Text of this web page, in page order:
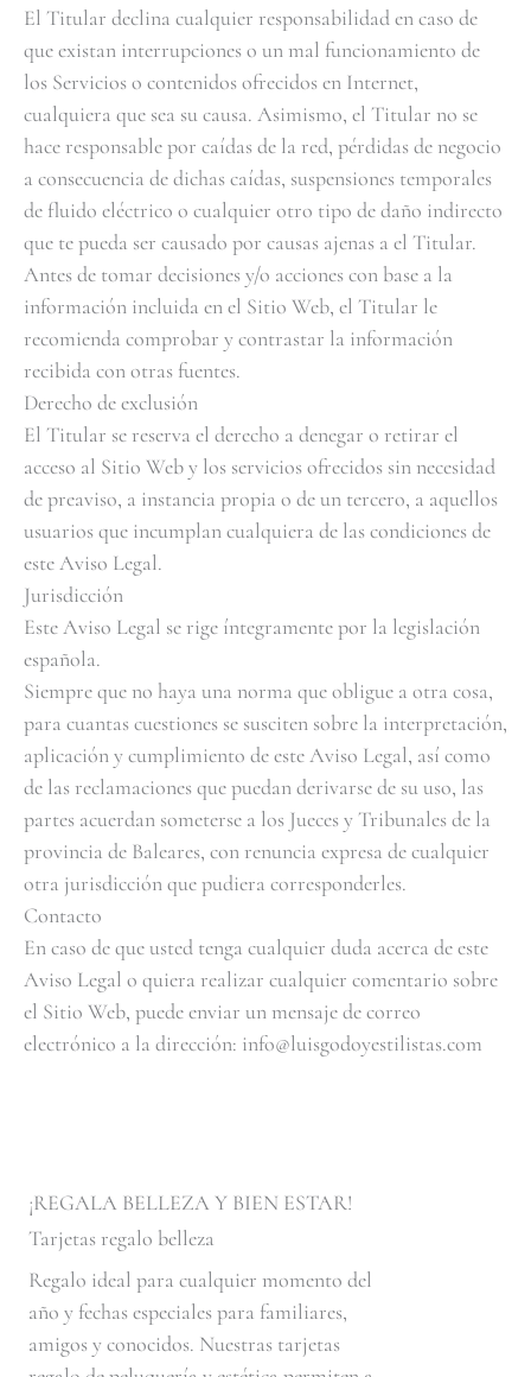
El Titular declina cualquier responsabilidad en caso de
que existan interrupciones o un mal funcionamiento de
los Servicios o contenidos ofrecidos en Internet,
cualquiera que sea su causa. Asimismo, el Titular no se
hace responsable por caídas de la red, pérdidas de negocio
a consecuencia de dichas caídas, suspensiones temporales
de fluido eléctrico o cualquier otro tipo de daño indirecto
que te pueda ser causado por causas ajenas a el Titular.
Antes de tomar decisiones y/o acciones con base a la
información incluida en el Sitio Web, el Titular le
recomienda comprobar y contrastar la información
recibida con otras fuentes.
Derecho de exclusión
El Titular se reserva el derecho a denegar o retirar el
acceso al Sitio Web y los servicios ofrecidos sin necesidad
de preaviso, a instancia propia o de un tercero, a aquellos
usuarios que incumplan cualquiera de las condiciones de
este Aviso Legal.
Jurisdicción
Este Aviso Legal se rige íntegramente por la legislación
española.
Siempre que no haya una norma que obligue a otra cosa,
para cuantas cuestiones se susciten sobre la interpretación,
aplicación y cumplimiento de este Aviso Legal, así como
de las reclamaciones que puedan derivarse de su uso, las
partes acuerdan someterse a los Jueces y Tribunales de la
provincia de Baleares, con renuncia expresa de cualquier
otra jurisdicción que pudiera corresponderles.
Contacto
En caso de que usted tenga cualquier duda acerca de este
Aviso Legal o quiera realizar cualquier comentario sobre
el Sitio Web, puede enviar un mensaje de correo
electrónico a la dirección: info@luisgodoyestilistas.com
¡REGALA BELLEZA Y BIEN ESTAR!
Tarjetas regalo belleza
Regalo ideal para cualquier momento del
año y fechas especiales para familiares,
amigos y conocidos. Nuestras tarjetas